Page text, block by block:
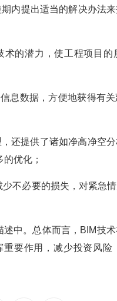
内提出适当的解决办法
术的潜力，使工程项目
息数据，方便地获得有
，还提供了诸如净高净空
优化；
不必要的损失，对紧急
中。总体而言，BIM技
要作用，减少投资风险